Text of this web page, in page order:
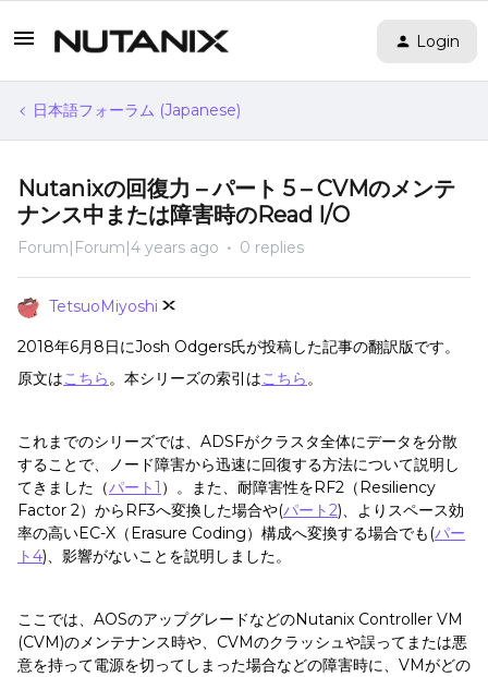
Login
日本語フォーラム (Japanese)
Nutanixの回復力 – パート 5 – CVMのメンテ
ナンス中または障害時のRead I/O
Forum|Forum|4 years ago 0 replies
TetsuoMiyoshi
2018年6月8日にJosh Odgers氏が投稿した記事の翻訳版です。
原文はこちら。本シリーズの索引はこちら。
これまでのシリーズでは、ADSFがクラスタ全体にデータを分散
することで、ノード障害から迅速に回復する方法について説明し
てきました（パート1 ）。また、耐障害性をRF2（Resiliency
Factor 2）からRF3へ変換した場合や(パート2)、よりスペース効
率の高いEC-X（Erasure Coding）構成へ変換する場合でも(パー
ト4)、影響がないことを説明しました。
ここでは、AOSのアップグレードなどのNutanix Controller VM
(CVM)のメンテナンス時や、CVMのクラッシュや誤ってまたは悪
意を持って電源を切ってしまった場合などの障害時に、VMがどの